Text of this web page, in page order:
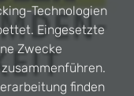
Technologien
Eingesetzte
Zwecke
finden